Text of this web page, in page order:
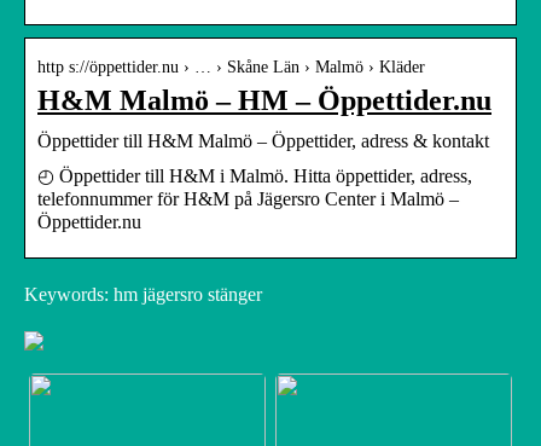
http s://öppettider.nu › … › Skåne Län › Malmö › Kläder
H&M Malmö – HM – Öppettider.nu
Öppettider till H&M Malmö – Öppettider, adress & kontakt
◴ Öppettider till H&M i Malmö. Hitta öppettider, adress,
telefonnummer för H&M på Jägersro Center i Malmö –
Öppettider.nu
Keywords: hm jägersro stänger